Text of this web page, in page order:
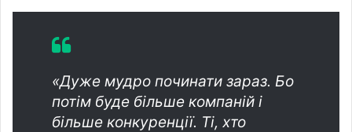
«Дуже мудро починати зараз. Бо
потім буде більше компаній і
більше конкуренції. Ті, хто